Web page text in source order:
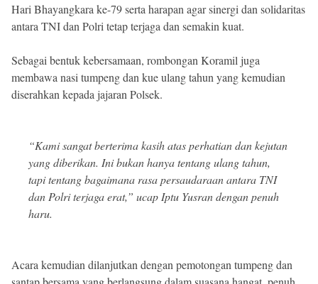
Hari Bhayangkara ke-79 serta harapan agar sinergi dan solidaritas
antara TNI dan Polri tetap terjaga dan semakin kuat.
Sebagai bentuk kebersamaan, rombongan Koramil juga
membawa nasi tumpeng dan kue ulang tahun yang kemudian
diserahkan kepada jajaran Polsek.
“Kami sangat berterima kasih atas perhatian dan kejutan
yang diberikan. Ini bukan hanya tentang ulang tahun,
tapi tentang bagaimana rasa persaudaraan antara TNI
dan Polri terjaga erat,” ucap Iptu Yusran dengan penuh
haru.
Acara kemudian dilanjutkan dengan pemotongan tumpeng dan